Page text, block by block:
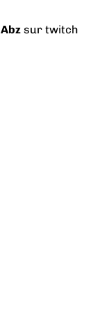
sur twitch